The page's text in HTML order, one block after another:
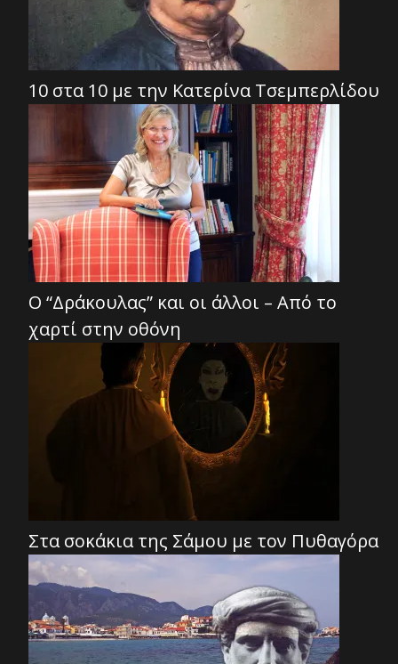
10 στα 10 με την Κατερίνα Τσεμπερλίδου
Ο “Δράκουλας” και οι άλλοι – Από το
χαρτί στην οθόνη
Στα σοκάκια της Σάμου με τον Πυθαγόρα